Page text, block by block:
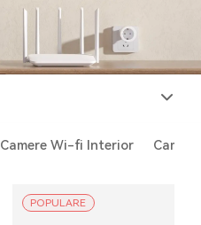
Camere Wi-fi Interior
POPULARE